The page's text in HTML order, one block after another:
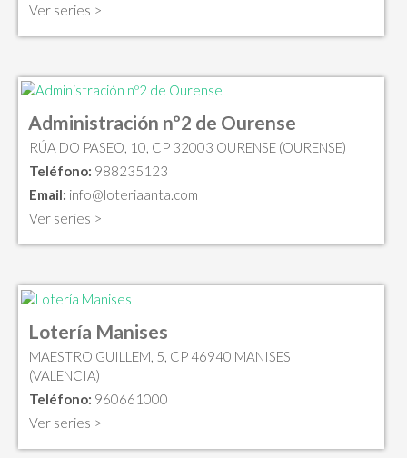
Ver series >
Administración nº2 de Ourense
RÚA DO PASEO, 10, CP 32003 OURENSE (OURENSE)
Teléfono: 988235123
Email: info@loteriaanta.com
Ver series >
Lotería Manises
MAESTRO GUILLEM, 5, CP 46940 MANISES
(VALENCIA)
Teléfono: 960661000
Ver series >